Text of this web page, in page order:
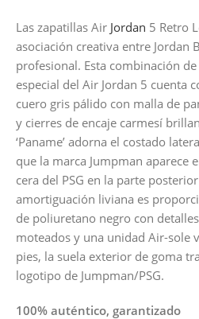
Las zapatillas Air Jordan 5 Retro
asociación creativa entre Jordan
profesional. Esta combinación
especial del Air Jordan 5 cuenta
cuero gris pálido con malla de
y cierres de encaje carmesí
‘Paname’ adorna el costado
que la marca Jumpman aparece
cera del PSG en la parte
amortiguación liviana es
de poliuretano negro con
moteados y una unidad Air-sole
pies, la suela exterior de goma
logotipo de Jumpman/PSG.
100% auténtico, garantizado